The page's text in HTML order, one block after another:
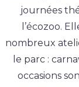
journées
l’écozoo.
nombreux
le parc :
occasions